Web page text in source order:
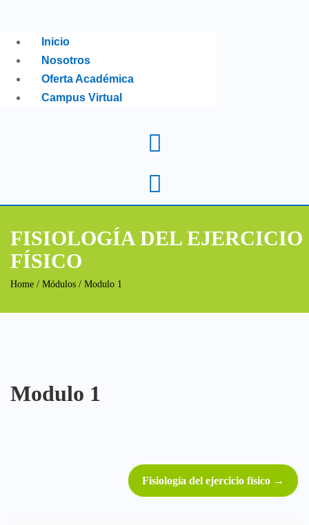
Inicio
Nosotros
Oferta Académica
Campus Virtual
FISIOLOGÍA DEL EJERCICIO
FÍSICO
Home / Módulos / Modulo 1
Modulo 1
Fisiología del ejercicio físico